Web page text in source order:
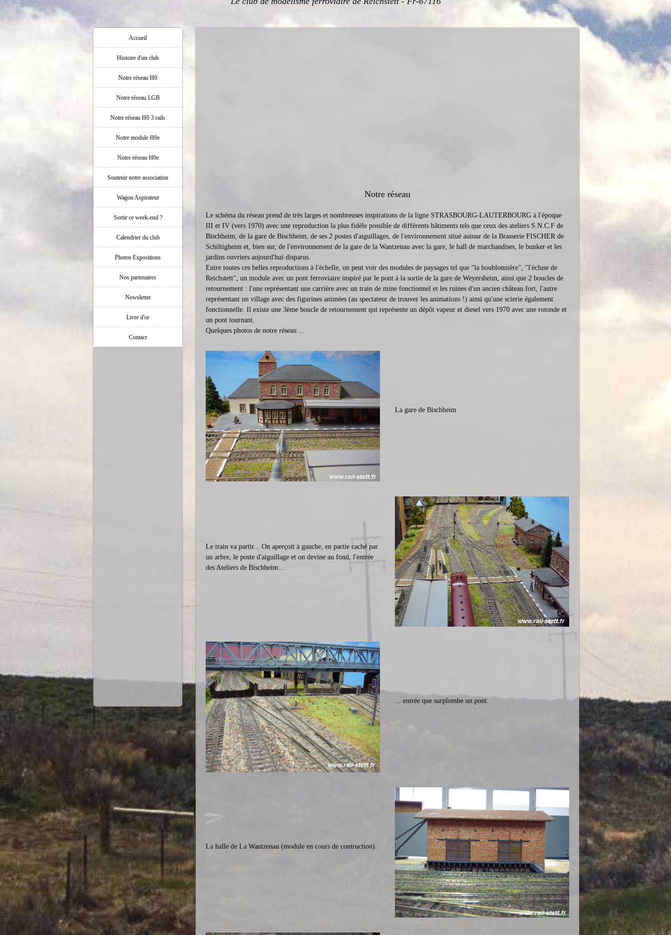
Accueil
Histoire d'un club
Notre réseau H0
Notre réseau LGB
Notre réseau H0 3 rails
Notre module H0e
Notre réseau H0e
Soutenir notre association
Wagon Aspirateur
Sortir ce week-end ?
Calendrier du club
Photos Expositions
Nos partenaires
Newsletter
Livre d'or
Contact
Notre réseau
Le schéma du réseau prend de très larges et nombreuses inspirations de la ligne STRASBOURG-LAUTERBOURG à l'époque
III et IV (vers 1970) avec une reproduction la plus fidèle possible de différents bâtiments tels que ceux des ateliers S.N.C.F de
Bischheim, de la gare de Bischheim, de ses 2 postes d'aiguillages, de l'environnement situé autour de la Brasserie FISCHER de
Schiltigheim et, bien sur, de l'environnement de la gare de la Wantzenau avec la gare, le hall de marchandises, le bunker et les
jardins ouvriers aujourd'hui disparus.
Entre toutes ces belles reproductions à l'échelle, on peut voir des modules de paysages tel que "la houblonnière", "l'écluse de
Reichstett", un module avec un pont ferroviaire inspiré par le pont à la sortie de la gare de Weyersheim, ainsi que 2 boucles de
retournement : l'une représentant une carrière avec un train de mine fonctionnel et les ruines d'un ancien château fort, l'autre
représentant un village avec des figurines animées (au spectateur de trouver les animations !) ainsi qu'une scierie également
fonctionnelle. Il existe une 3ème boucle de retournement qui représente un dépôt vapeur et diesel vers 1970 avec une rotonde et
un pont tournant.
Quelques photos de notre réseau ...
La gare de Bischheim
Le train va partir... On aperçoit à gauche, en partie caché par
un arbre, le poste d'aiguillage et on devine au fond, l'entrée
des Ateliers de Bischheim...
... entrée que surplombe un pont.
La halle de La Wantzenau (module en cours de contruction).